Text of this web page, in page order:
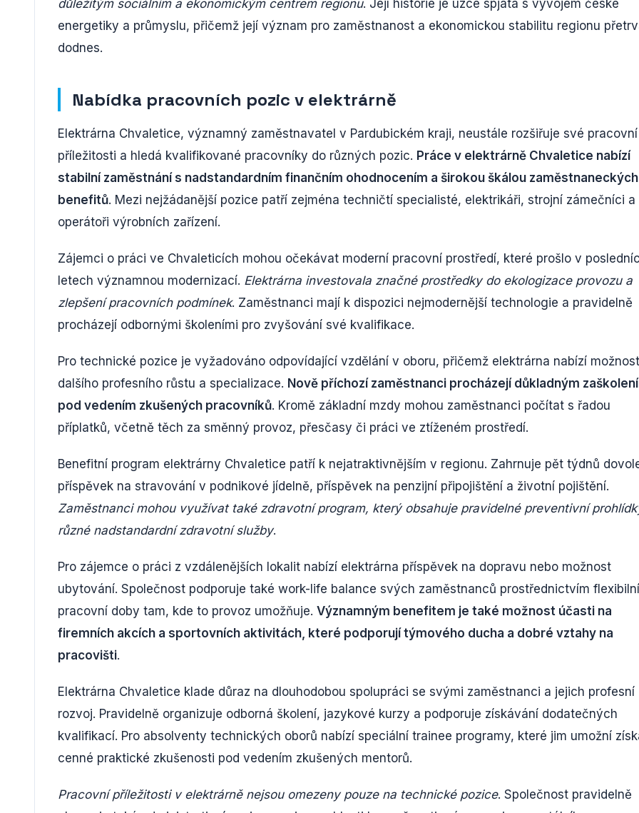
důležitým sociálním a ekonomickým centrem regionu. Její historie je úzce spjata s vývojem české
energetiky a průmyslu, přičemž její význam pro zaměstnanost a ekonomickou stabilitu regionu
dodnes.
Nabídka pracovních pozic v elektrárně
Elektrárna Chvaletice, významný zaměstnavatel v Pardubickém kraji, neustále rozšiřuje své pracovní
příležitosti a hledá kvalifikované pracovníky do různých pozic. Práce v elektrárně Chvaletice nabízí
stabilní zaměstnání s nadstandardním finančním ohodnocením a širokou škálou zaměstnaneckých
benefitů. Mezi nejžádanější pozice patří zejména techničtí specialisté, elektrikáři, strojní zámečníci a
operátoři výrobních zařízení.
Zájemci o práci ve Chvaleticích mohou očekávat moderní pracovní prostředí, které prošlo v
letech významnou modernizací. Elektrárna investovala značné prostředky do ekologizace provozu a
zlepšení pracovních podmínek. Zaměstnanci mají k dispozici nejmodernější technologie a pravidelně
procházejí odbornými školeními pro zvyšování své kvalifikace.
Pro technické pozice je vyžadováno odpovídající vzdělání v oboru, přičemž elektrárna nabízí možnost
dalšího profesního růstu a specializace. Nově příchozí zaměstnanci procházejí důkladným
pod vedením zkušených pracovníků. Kromě základní mzdy mohou zaměstnanci počítat s řadou
příplatků, včetně těch za směnný provoz, přesčasy či práci ve ztíženém prostředí.
Benefitní program elektrárny Chvaletice patří k nejatraktivnějším v regionu. Zahrnuje pět týdnů
příspěvek na stravování v podnikové jídelně, příspěvek na penzijní připojištění a životní pojištění.
Zaměstnanci mohou využívat také zdravotní program, který obsahuje pravidelné preventivní
různé nadstandardní zdravotní služby.
Pro zájemce o práci z vzdálenějších lokalit nabízí elektrárna příspěvek na dopravu nebo možnost
ubytování. Společnost podporuje také work-life balance svých zaměstnanců prostřednictvím flexibilní
pracovní doby tam, kde to provoz umožňuje. Významným benefitem je také možnost účasti na
firemních akcích a sportovních aktivitách, které podporují týmového ducha a dobré vztahy na
pracovišti.
Elektrárna Chvaletice klade důraz na dlouhodobou spolupráci se svými zaměstnanci a jejich profesní
rozvoj. Pravidelně organizuje odborná školení, jazykové kurzy a podporuje získávání dodatečných
kvalifikací. Pro absolventy technických oborů nabízí speciální trainee programy, které jim umožní
cenné praktické zkušenosti pod vedením zkušených mentorů.
Pracovní příležitosti v elektrárně nejsou omezeny pouze na technické pozice. Společnost pravidelně